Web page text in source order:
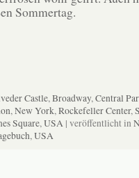
Sommertag.
Castle,Broadway,Central
,New York,Rockefeller Center,
Square,USA | veröffentlicht in
,USA